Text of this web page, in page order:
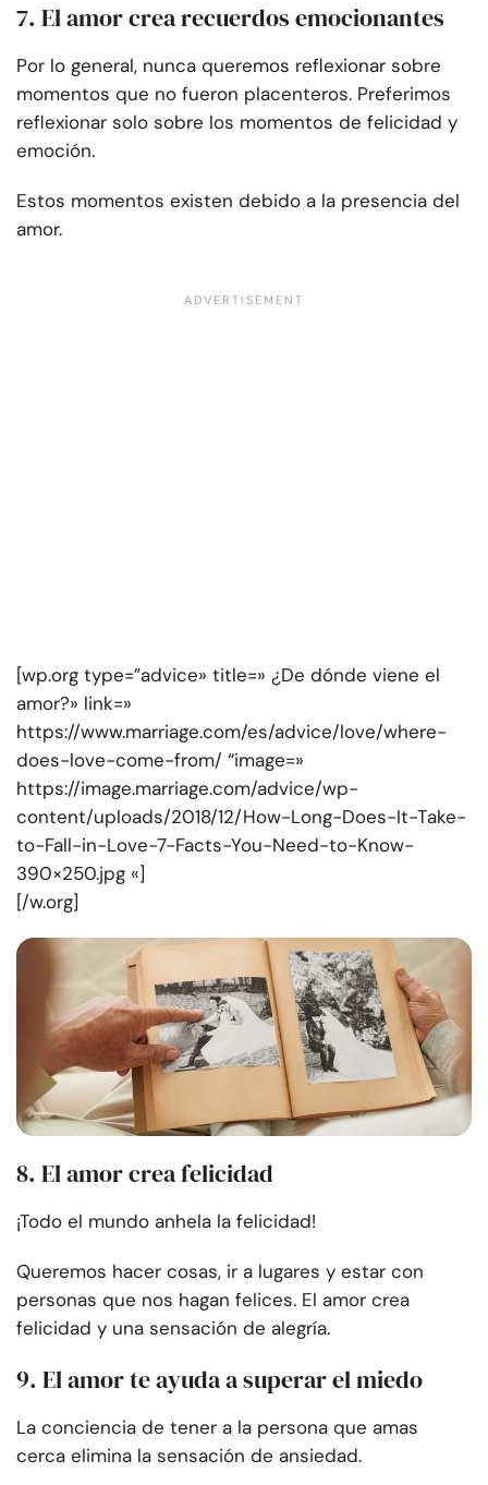
7. El amor crea recuerdos emocionantes
Por lo general, nunca queremos reflexionar sobre
momentos que no fueron placenteros. Preferimos
reflexionar solo sobre los momentos de felicidad y
emoción.
Estos momentos existen debido a la presencia del
amor.
[wp.org type=”advice» title=» ¿De dónde viene el
amor?» link=»
https://www.marriage.com/es/advice/love/where-
does-love-come-from/ “image=»
https://image.marriage.com/advice/wp-
content/uploads/2018/12/How-Long-Does-It-Take-
to-Fall-in-Love-7-Facts-You-Need-to-Know-
390×250.jpg «]
[/w.org]
8. El amor crea felicidad
¡Todo el mundo anhela la felicidad!
Queremos hacer cosas, ir a lugares y estar con
personas que nos hagan felices. El amor crea
felicidad y una sensación de alegría.
9. El amor te ayuda a superar el miedo
La conciencia de tener a la persona que amas
cerca elimina la sensación de ansiedad.